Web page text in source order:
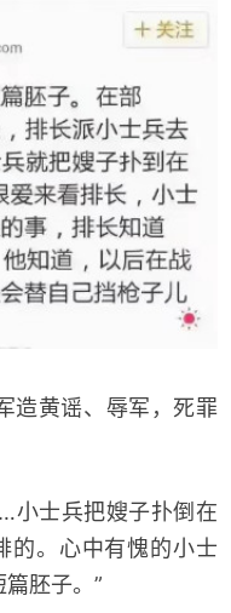
黄谣、辱军，死罪
士兵把嫂子扑倒在
。心中有愧的小士
胚子。”